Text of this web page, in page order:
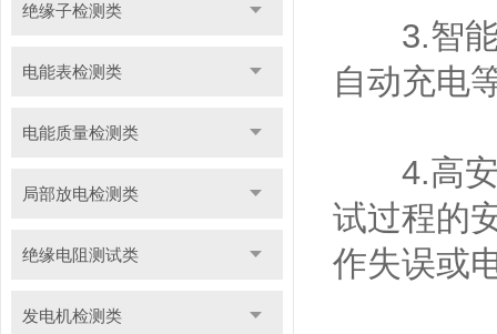
绝缘子检测类
电能表检测类
电能质量检测类
局部放电检测类
绝缘电阻测试类
发电机检测类
3.智能
自动充电
4.高安
试过程的
作失误或